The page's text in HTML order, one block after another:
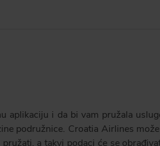
i da bi vam pružala
podružnice. Croatia Airlines
a takvi podaci će se